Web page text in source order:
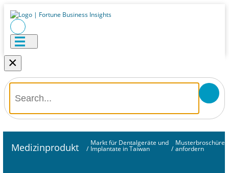
×
Medizinprodukt /
Markt für Dentalgeräte und
Implantate in Taiwan /
Musterbroschüre
anfordern